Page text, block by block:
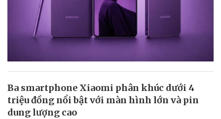
Ba smartphone Xiaomi phân khúc dưới 4
triệu đồng nổi bật với màn hình lớn và pin
dung lượng cao